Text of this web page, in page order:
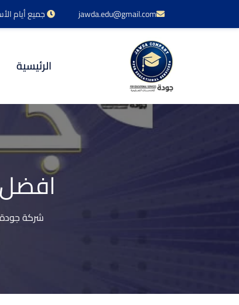
jawda.edu@gmail.com جميع أيام الأسبوع
الرئيسية
افضل
شركة جودة